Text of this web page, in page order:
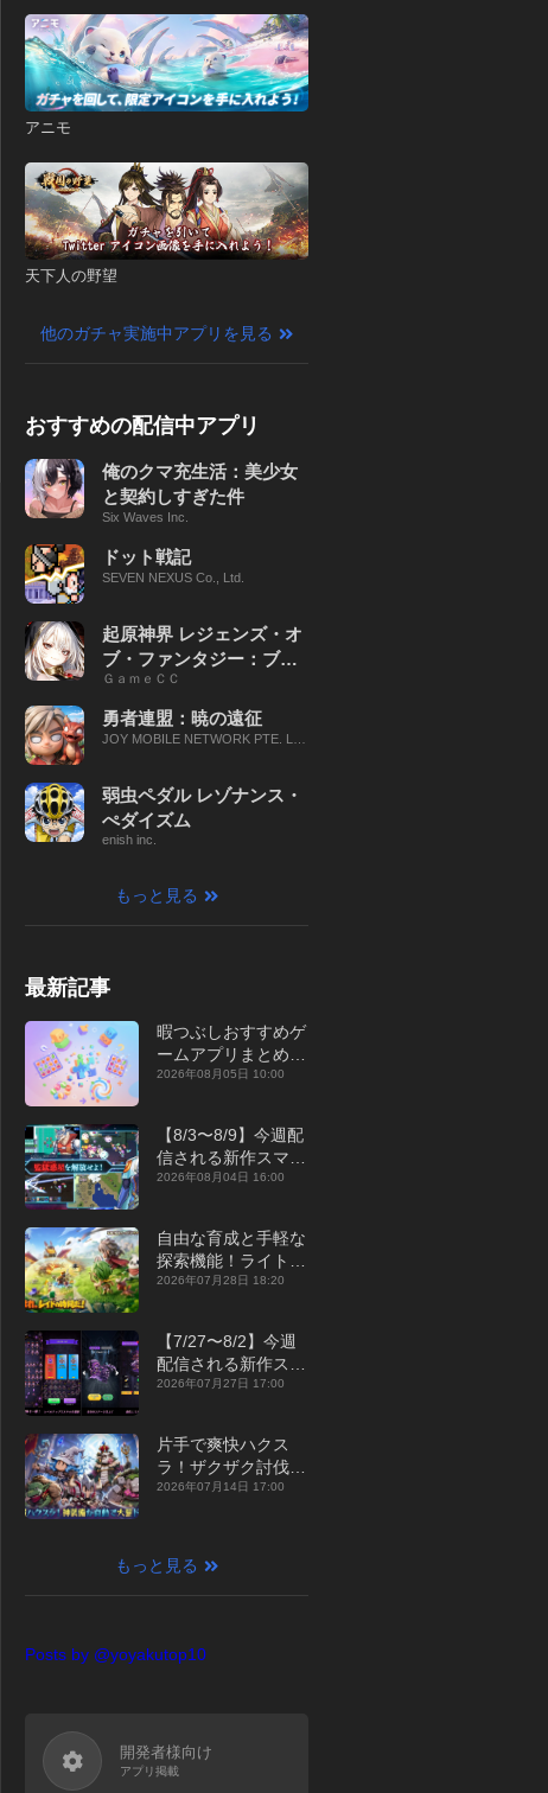
アニモ
天下人の野望
他のガチャ実施中アプリを見る
おすすめの配信中アプリ
俺のクマ充生活：美少女
と契約しすぎた件
Six Waves Inc.
ドット戦記
SEVEN NEXUS Co., Ltd.
起原神界 レジェンズ・オ
ブ・ファンタジー：ブレ
イブ X
ＧａｍｅＣＣ
勇者連盟：暁の遠征
JOY MOBILE NETWORK PTE. LT
弱虫ペダル レゾナンス・
ぺダイズム
enish inc.
もっと見る
最新記事
暇つぶしおすすめゲ
ームアプリまとめ｜
オフライン対応あり
2026年08月05日 10:00
【8/3〜8/9】今週配
信される新作スマホ
ゲームをまとめてお
2026年08月04日 16:00
自由な育成と手軽な
探索機能！ライトカ
ジュアルMMORPG
征』【最新作PICKU
P】
2026年07月28日 18:20
【7/27〜8/2】今週
配信される新作スマ
ホゲームをまとめて
年】
2026年07月27日 17:00
片手で爽快ハクス
ラ！ザクザク討伐し
て神装備を集める放
【最新作PICKUP】
2026年07月14日 17:00
もっと見る
Posts by @yoyakutop10
開発者様向け
アプリ掲載